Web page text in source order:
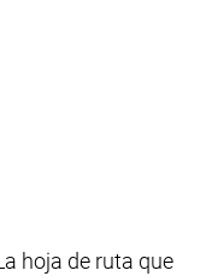
hoja de ruta que